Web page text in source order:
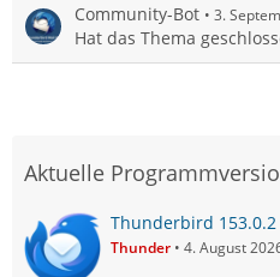
Community-Bot 3.
Hat das Thema
Aktuelle
Thunderbird
Thunder 4. August